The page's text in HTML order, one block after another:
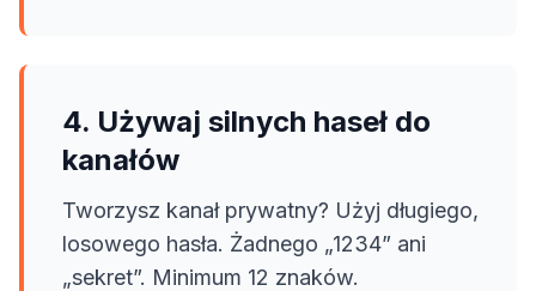
4. Używaj silnych haseł do
kanałów
Tworzysz kanał prywatny? Użyj długiego,
losowego hasła. Żadnego „1234” ani
„sekret”. Minimum 12 znaków.